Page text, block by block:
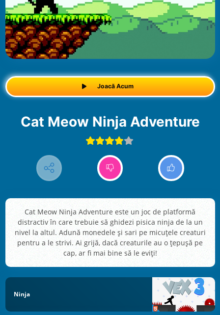
Joacă Acum
Cat Meow Ninja Adventure
Cat Meow Ninja Adventure este un joc de platformă
distractiv în care trebuie să ghidezi pisica ninja de la un
nivel la altul. Adună monedele și sari pe micuțele creaturi
pentru a le strivi. Ai grijă, dacă creaturile au o țepușă pe
cap, ar fi mai bine să le eviți!
Ninja